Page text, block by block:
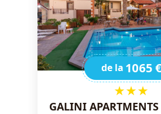
de la 1065 €
★★★
GALINI